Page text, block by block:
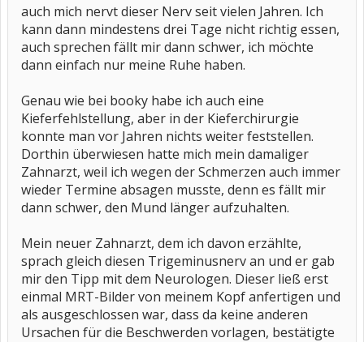
auch mich nervt dieser Nerv seit vielen Jahren. Ich
kann dann mindestens drei Tage nicht richtig essen,
auch sprechen fällt mir dann schwer, ich möchte
dann einfach nur meine Ruhe haben.
Genau wie bei booky habe ich auch eine
Kieferfehlstellung, aber in der Kieferchirurgie
konnte man vor Jahren nichts weiter feststellen.
Dorthin überwiesen hatte mich mein damaliger
Zahnarzt, weil ich wegen der Schmerzen auch immer
wieder Termine absagen musste, denn es fällt mir
dann schwer, den Mund länger aufzuhalten.
Mein neuer Zahnarzt, dem ich davon erzählte,
sprach gleich diesen Trigeminusnerv an und er gab
mir den Tipp mit dem Neurologen. Dieser ließ erst
einmal MRT-Bilder von meinem Kopf anfertigen und
als ausgeschlossen war, dass da keine anderen
Ursachen für die Beschwerden vorlagen, bestätigte